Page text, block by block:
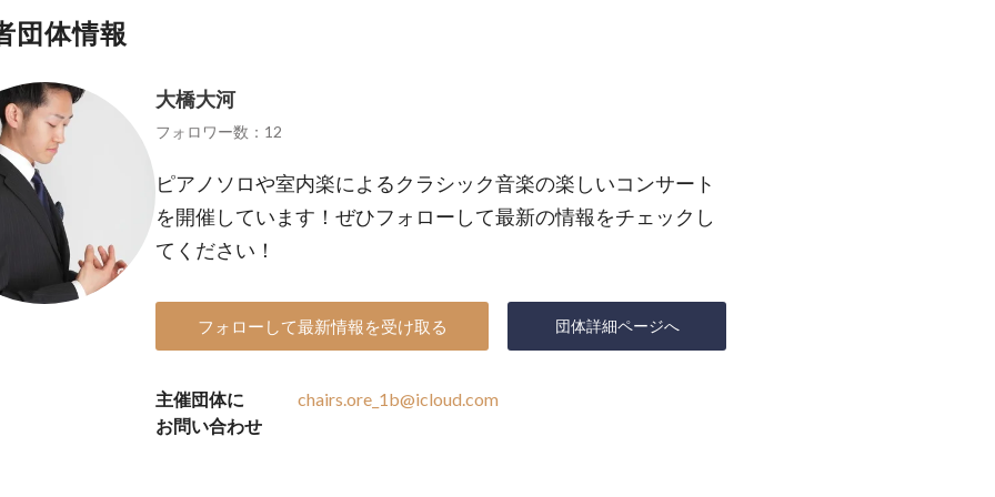
団体情報
大橋大河
フォロワー数：12
ピアノソロや室内楽によるクラシック音楽の楽しいコンサート
を開催しています！ぜひフォローして最新の情報をチェックし
てください！
フォローして最新情報を受け取る 団体詳細ページへ
主催団体に
お問い合わせ
chairs.ore_1b@icloud.com